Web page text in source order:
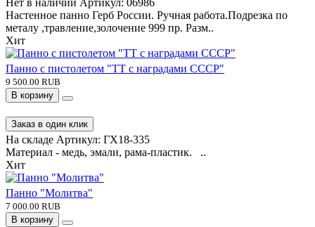
В корзину
Заказ в один клик
Нет в наличии Артикул:06986
Настенное панно Герб России. Ручная работа.Подрезка по
металу ,травление,золочение 999 пр. Разм..
Хит
Панно с пистолетом "ТТ с наградами СССР"
9 500.00 RUB
В корзину
Заказ в один клик
На складе Артикул:
Материал - медь, эмали, рама-пластик. ..
Хит